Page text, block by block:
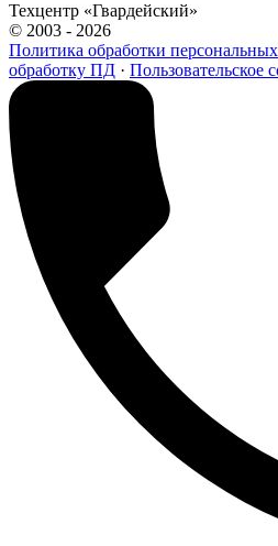
Техцентр «Гвардейский»
© 2003 - 2026
Политика обработки
обработку ПД · Пользовательское